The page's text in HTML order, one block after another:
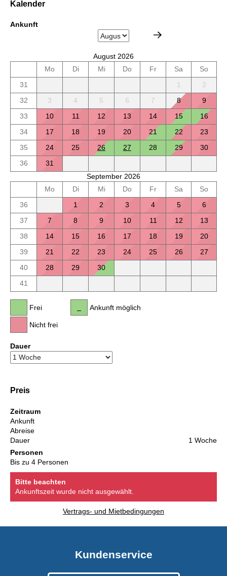
Kalender
Ankunft
August 2026
Mo
Di Mi Do Fr Sa
So
31
1
2
32
3 4 5 6 7 8
9
33
10 11 12 13 14 15
16
34
17 18 19 20 21 22
23
35
24 25 26 27 28 29
30
36
31
September 2026
Mo
Di Mi Do Fr Sa
So
36
1 2 3 4 5
6
37
7 8 9 10 11 12
13
38
14 15 16 17 18 19
20
39
21 22 23 24 25 26
27
40
28 29
30
41
Frei
Nicht frei
Ankunft möglich
Dauer
Preis
Zeitraum
Ankunft
Abreise
Dauer
1 Woche
Personen
Bis zu 4 Personen
Bitte beachten
Ankunftszeit wurde nicht ausgewählt.
Vertrags- und Mietbedingungen
Kundenservice